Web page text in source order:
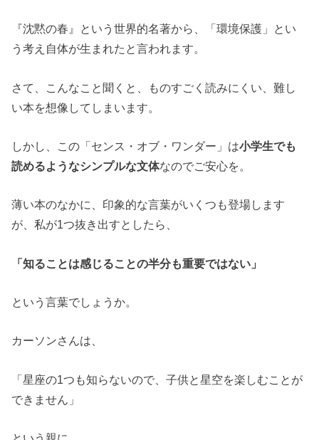
『沈黙の春』という世界的名著から、「環境保護」とい
う考え自体が生まれたと言われます。
さて、こんなこと聞くと、ものすごく読みにくい、難し
い本を想像してしまいます。
しかし、この「センス・オブ・ワンダー」は小学生でも
読めるようなシンプルな文体なのでご安心を。
薄い本のなかに、印象的な言葉がいくつも登場します
が、私が1つ抜き出すとしたら、
「知ることは感じることの半分も重要ではない」
という言葉でしょうか。
カーソンさんは、
「星座の1つも知らないので、子供と星空を楽しむことが
できません」